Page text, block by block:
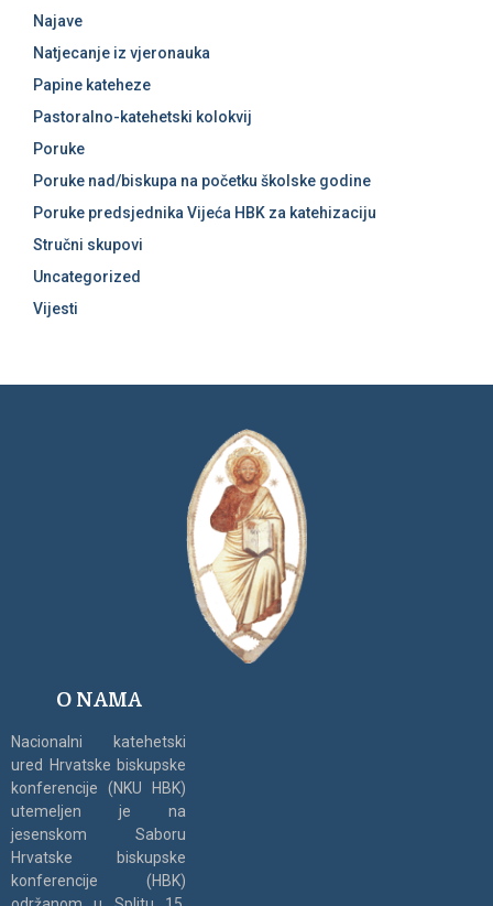
Najave
Natjecanje iz vjeronauka
Papine kateheze
Pastoralno-katehetski kolokvij
Poruke
Poruke nad/biskupa na početku školske godine
Poruke predsjednika Vijeća HBK za katehizaciju
Stručni skupovi
Uncategorized
Vijesti
O NAMA
Nacionalni katehetski
ured Hrvatske biskupske
konferencije (NKU HBK)
utemeljen je na
jesenskom Saboru
Hrvatske biskupske
konferencije (HBK)